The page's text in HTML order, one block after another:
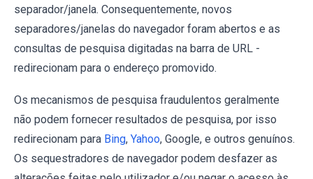
separador/janela. Consequentemente, novos
separadores/janelas do navegador foram abertos e as
consultas de pesquisa digitadas na barra de URL -
redirecionam para o endereço promovido.
Os mecanismos de pesquisa fraudulentos geralmente
não podem fornecer resultados de pesquisa, por isso
redirecionam para Bing, Yahoo, Google, e outros genuínos.
Os sequestradores de navegador podem desfazer as